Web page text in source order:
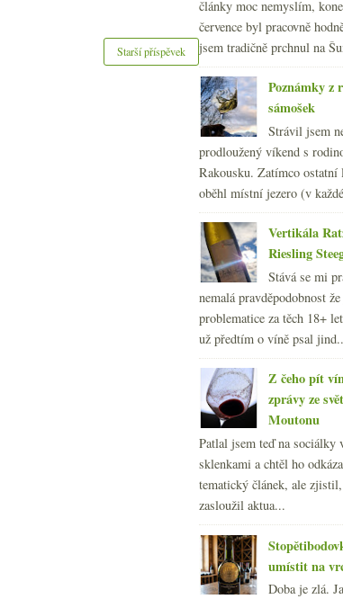
Starší příspěvek
články moc nemyslím,
července byl pracovně
jsem tradičně prchnul na
Poznámky z
sámošek
Strávil jsem
prodloužený víkend s
Rakousku. Zatímco
oběhl místní jezero (v
Vertikála
Riesling
Stává se mi
nemalá pravděpodobnost
problematice za těch 18+
už předtím o víně psal
Z čeho pít
zprávy ze
Moutonu
Patlal jsem teď na sociálky
sklenkami a chtěl ho
tematický článek, ale
zasloužil aktua...
umístit na
Doba je zlá.